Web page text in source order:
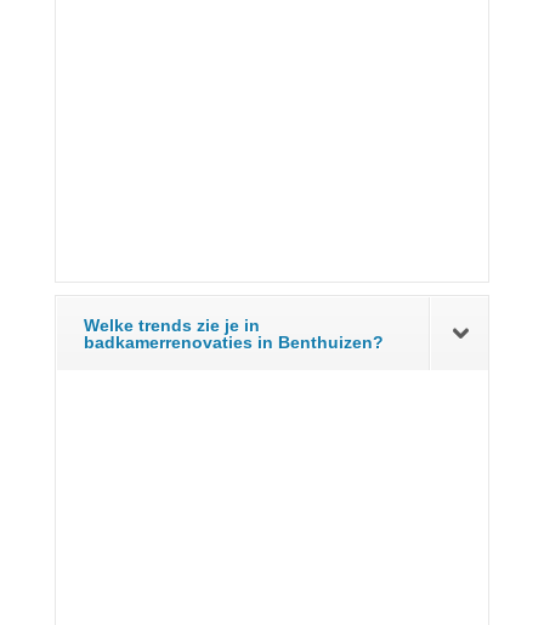
Welke trends zie je in
badkamerrenovaties in Benthuizen?